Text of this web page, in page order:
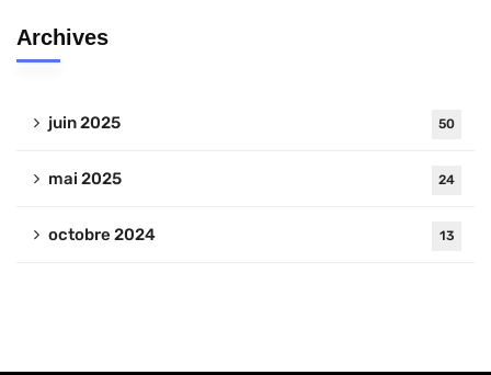
Archives
juin 2025 50
mai 2025 24
octobre 2024 13